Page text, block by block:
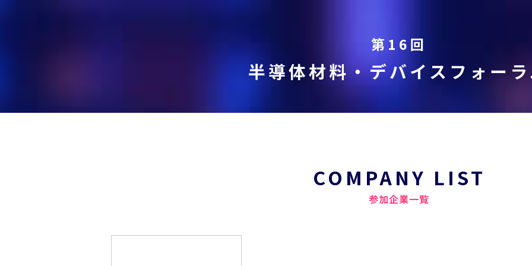
第16回
半導体材料・デバイスフォー
COMPANY LIST
参加企業一覧